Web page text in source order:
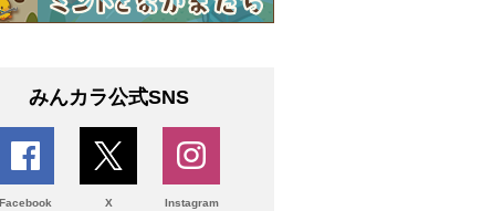
みんカラ公式SNS
Facebook X Instagram